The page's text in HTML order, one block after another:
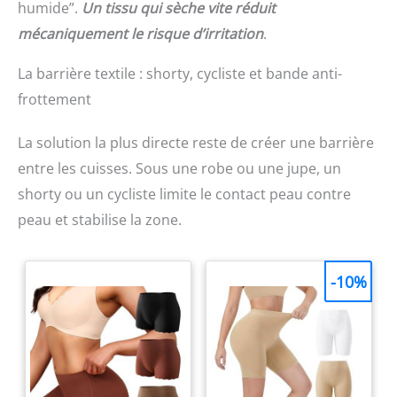
humide”. Un tissu qui sèche vite réduit
mécaniquement le risque d’irritation.
La barrière textile : shorty, cycliste et bande anti-
frottement
La solution la plus directe reste de créer une barrière
entre les cuisses. Sous une robe ou une jupe, un
shorty ou un cycliste limite le contact peau contre
peau et stabilise la zone.
-10%